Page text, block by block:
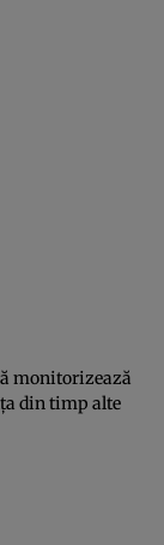
monitorizează
din timp alte